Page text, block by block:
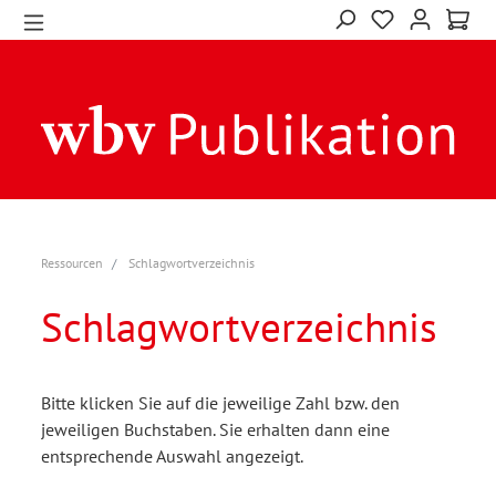
Ressourcen Schlagwortverzeichnis
Schlagwortverzeichnis
Bitte klicken Sie auf die jeweilige Zahl bzw. den
jeweiligen Buchstaben. Sie erhalten dann eine
entsprechende Auswahl angezeigt.